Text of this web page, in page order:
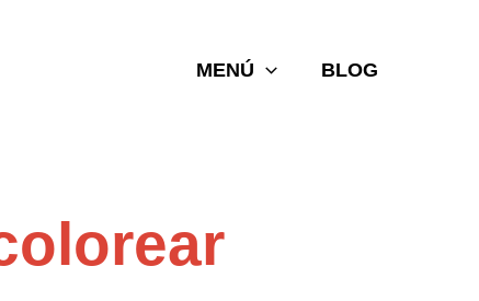
MENÚ BLOG